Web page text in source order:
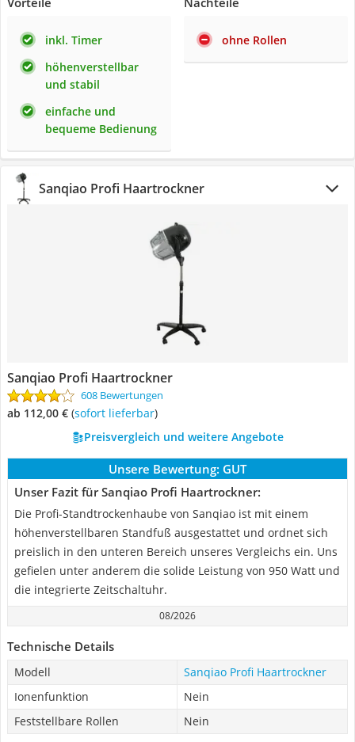
inkl. Timer
höhenverstellbar
und stabil
einfache und
bequeme Bedienung
ohne Rollen
Sanqiao Profi Haartrockner
Sanqiao Profi Haartrockner
608 Bewertungen
ab 112,00 € ( Sofort lieferbar)
Preisvergleich und weitere Angebote
Unsere Bewertung: GUT
Unser Fazit für Sanqiao Profi Haartrockner:
Die Profi-Standtrockenhaube von Sanqiao ist mit einem
höhenverstellbaren Standfuß ausgestattet und ordnet sich
preislich in den unteren Bereich unseres Vergleichs ein. Uns
gefielen unter anderem die solide Leistung von 950 Watt und
die integrierte Zeitschaltuhr.
08/2026
Technische Details
Modell
Sanqiao Profi Haartrockner
Ionenfunktion
Nein
Feststellbare Rollen
Nein